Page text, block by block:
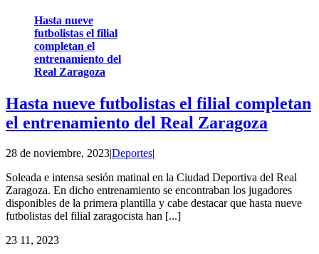
Hasta nueve
futbolistas el filial
completan el
entrenamiento del
Real Zaragoza
Hasta nueve futbolistas el filial completan
el entrenamiento del Real Zaragoza
28 de noviembre, 2023|Deportes|
Soleada e intensa sesión matinal en la Ciudad Deportiva del Real
Zaragoza. En dicho entrenamiento se encontraban los jugadores
disponibles de la primera plantilla y cabe destacar que hasta nueve
futbolistas del filial zaragocista han [...]
23 11, 2023